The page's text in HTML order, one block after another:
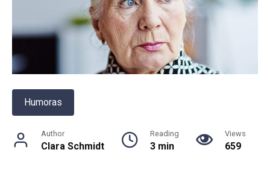
Humoras
Author
Clara Schmidt
Reading
3 min
Views
659